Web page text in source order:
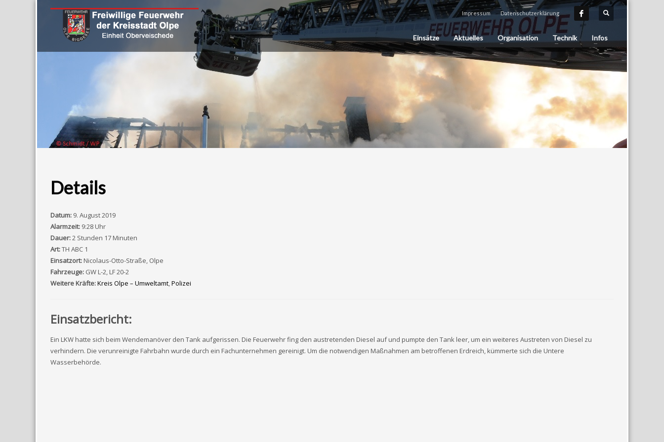
Impressum Datenschutzerklärung
Einsätze Aktuelles Organisation Technik Infos
Details
Datum: 9. August 2019
Alarmzeit: 9:28 Uhr
Dauer:2 Stunden 17 Minuten
Art:TH ABC 1
Einsatzort:Nicolaus-Otto-Straße, Olpe
Fahrzeuge: GW L-2, LF 20-2
Weitere Kräfte:Kreis Olpe – Umweltamt,Polizei
Einsatzbericht:
Ein LKW hatte sich beim Wendemanöver den Tank aufgerissen. Die Feuerwehr fing den austretenden Diesel auf und pumpte den Tank leer, um ein weiteres Austreten von Diesel zu
verhindern. Die verunreinigte Fahrbahn wurde durch ein Fachunternehmen gereinigt. Um die notwendigen Maßnahmen am betroffenen Erdreich, kümmerte sich die Untere
Wasserbehörde.